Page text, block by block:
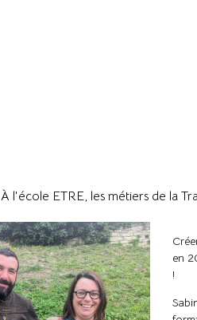
À l'école ETRE, les métiers de la
en
!